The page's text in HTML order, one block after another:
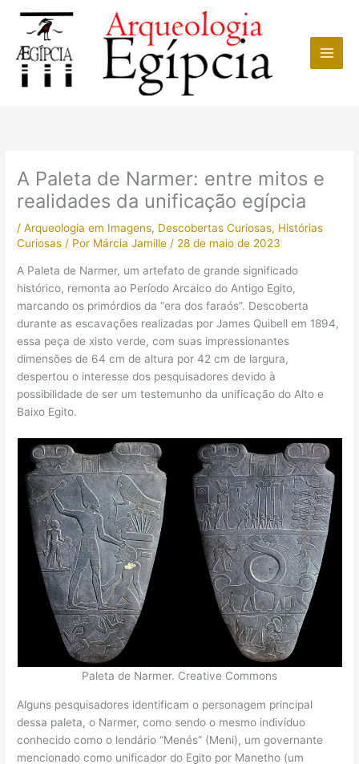
conteúdo
A Paleta de Narmer: entre mitos e
realidades da unificação egípcia
/Arqueologia em Imagens, Descobertas Curiosas, Histórias
Curiosas / Por Márcia Jamille / 28 de maio de 2023
A Paleta de Narmer, um artefato de grande significado
histórico, remonta ao Período Arcaico do Antigo Egito,
marcando os primórdios da “era dos faraós”. Descoberta
durante as escavações realizadas por James Quibell em 1894,
essa peça de xisto verde, com suas impressionantes
dimensões de 64 cm de altura por 42 cm de largura,
despertou o interesse dos pesquisadores devido à
possibilidade de ser um testemunho da unificação do Alto e
Baixo Egito.
Paleta de Narmer. Creative Commons
Alguns pesquisadores identificam o personagem principal
dessa paleta, o Narmer, como sendo o mesmo indivíduo
conhecido como o lendário “Menés” (Meni), um governante
mencionado como unificador do Egito por Manetho (um